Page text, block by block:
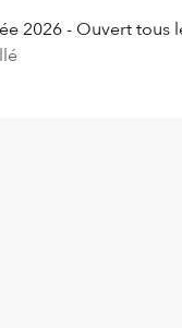
2026 - Ouvert tous